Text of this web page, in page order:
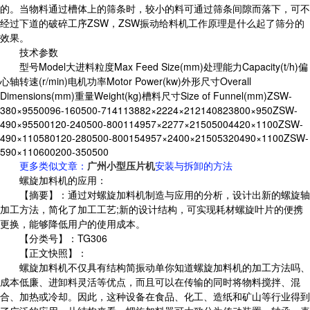
的。当物料通过槽体上的筛条时，较小的料可通过筛条间隙而落下，可不
经过下道的破碎工序ZSW，ZSW振动给料机工作原理是什么起了筛分的
效果。
技术参数
型号Model大进料粒度Max Feed Size(mm)处理能力Capacity(t/h)偏
心轴转速(r/min)电机功率Motor Power(kw)外形尺寸Overall
Dimensions(mm)重量Weight(kg)槽料尺寸Size of Funnel(mm)ZSW-
380×9550096-160500-714113882×2224×212140823800×950ZSW-
490×95500120-240500-800114957×2277×21505004420×1100ZSW-
490×110580120-280500-800154957×2400×21505320490×1100ZSW-
590×110600200-350500
更多类似文章 ： 广州小型压片机安装与拆卸的方法
螺旋加料机的应用：
【摘要】：通过对螺旋加料机制造与应用的分析，设计出新的螺旋轴
加工方法，简化了加工工艺;新的设计结构，可实现耗材螺旋叶片的便携
更换，能够降低用户的使用成本。
【分类号】：TG306
【正文快照】：
螺旋加料机不仅具有结构简振动单你知道螺旋加料机的加工方法吗、
成本低廉、进卸料灵活等优点，而且可以在传输的同时将物料搅拌、混
合、加热或冷却。因此，这种设备在食品、化工、造纸和矿山等行业得到